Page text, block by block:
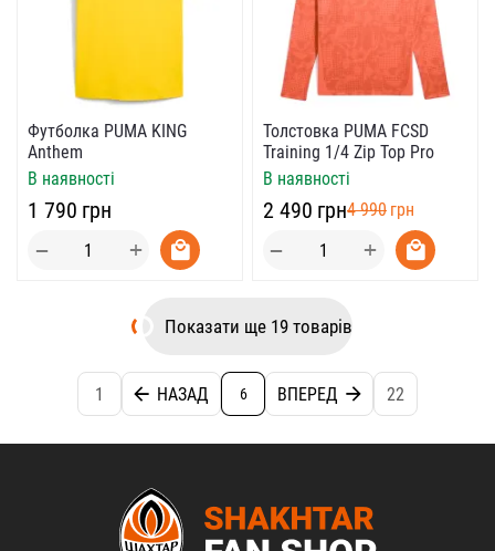
Футболка PUMA KING
Anthem
В наявності
‍1 790‍ грн
+
−
Толстовка PUMA FCSD
Training 1/4 Zip Top Pro
В наявності
‍2 490‍ грн‍4 990‍ грн
+
−
Показати ще 19 товарів
1 НАЗАД 6 ВПЕРЕД 22